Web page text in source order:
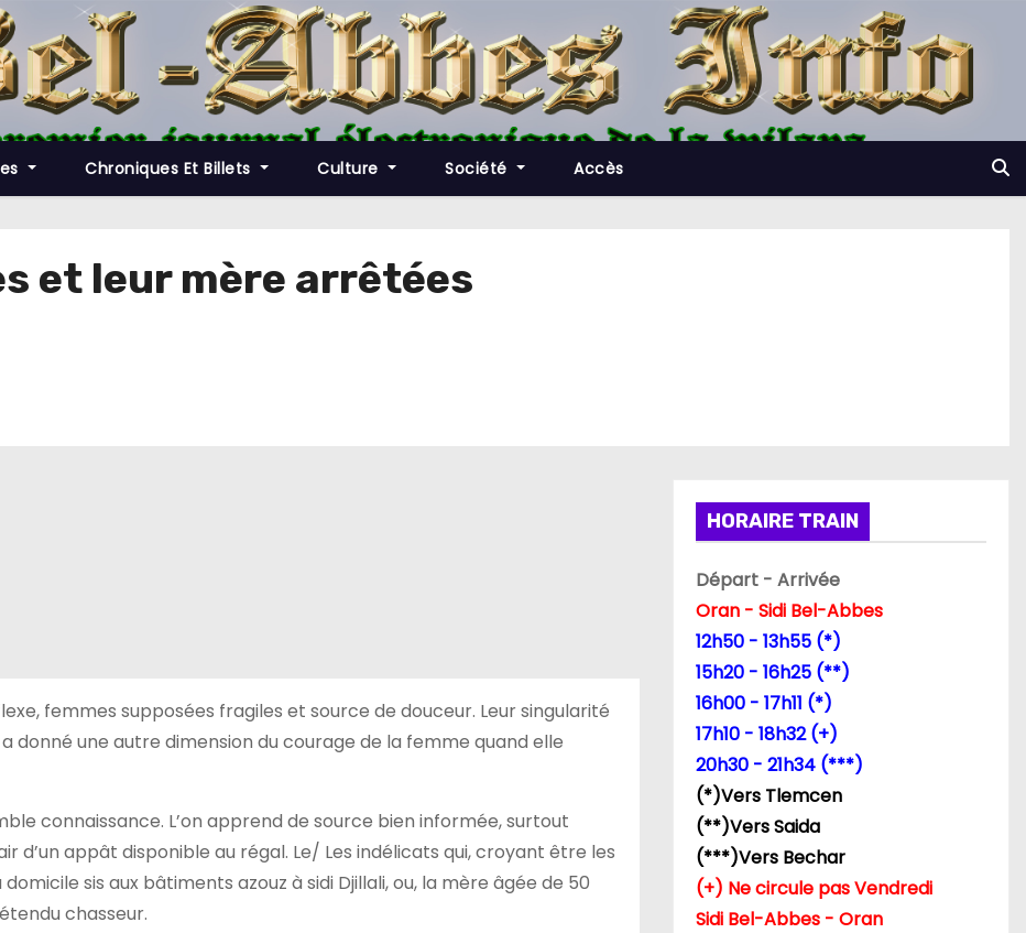
Chroniques Et Billets Culture Société Accès
et leur mère arrêtées
femmes supposées fragiles et source de douceur. Leur singularité
une autre dimension du courage de la femme quand elle
connaissance. L’on apprend de source bien informée, surtout
d’un appât disponible au régal. Le/ Les indélicats qui, croyant être les
sis aux bâtiments azouz à sidi Djillali, ou, la mère âgée de 50
chasseur.
HORAIRE TRAIN
Départ - Arrivée
Oran - Sidi Bel-Abbes
12h50 - 13h55 (*)
15h20 - 16h25 (**)
16h00 - 17h11 (*)
17h10 - 18h32 (+)
20h30 - 21h34 (***)
(*)Vers Tlemcen
(**)Vers Saida
(***)Vers Bechar
(+) Ne circule pas Vendredi
Sidi Bel-Abbes - Oran